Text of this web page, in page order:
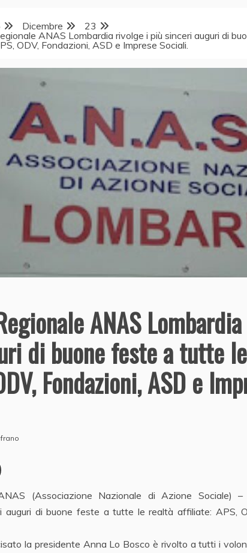
Dicembre
23
ANAS Lombardia rivolge i più sinceri auguri di
ODV, Fondazioni, ASD e Imprese Sociali.
ANAS
di buone feste a tutte
Fondazioni, ASD e
(Associazione Nazionale di Azione Sociale) –
auguri di buone feste a tutte le realtà affiliate: APS,
la presidente Anna Lo Bosco è rivolto a tutti i